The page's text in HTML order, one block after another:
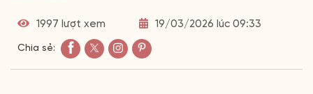
1997 lượt xem 19/03/2026 lúc 09:33
Chia sẻ: